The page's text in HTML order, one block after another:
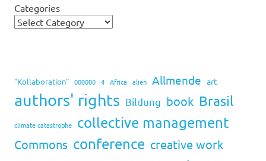
Categories
"Kollaboration" 000000 4 Africa alien Allmende art
authors' rights Bildung book Brasil
climate catastrophe collective management
Commons conference creative work